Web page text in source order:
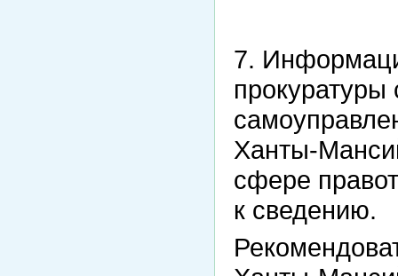
7.
прокуратуры
Ханты-
сфере
к сведению.